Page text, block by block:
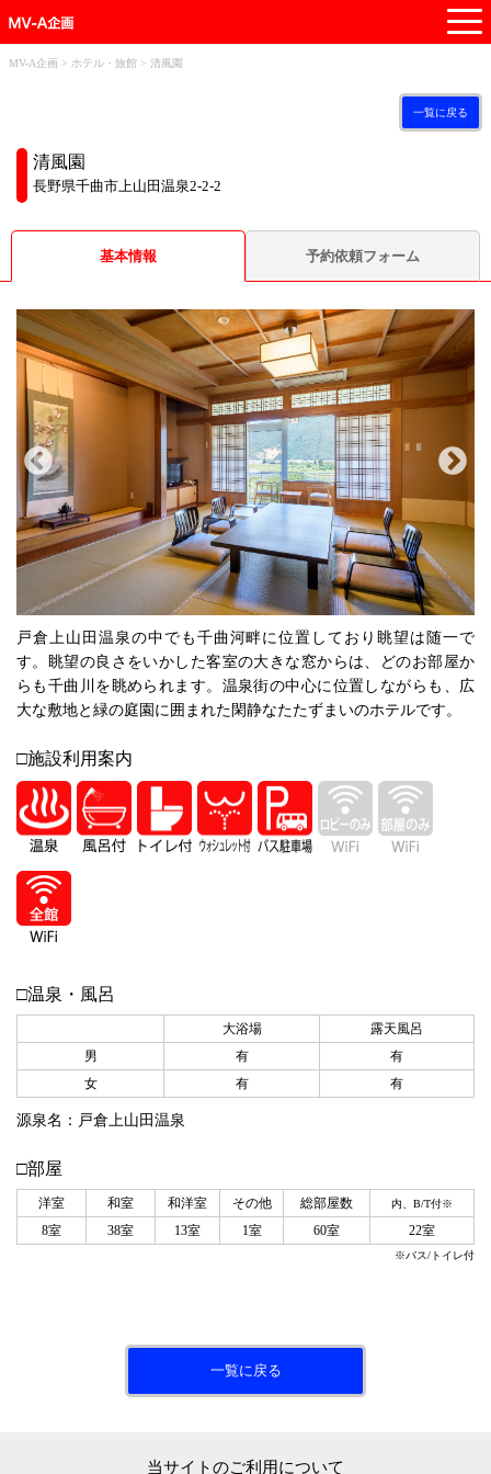
t
o
g
l
i
a
t
o
MV-A企画 > ホテル・旅館 > 清風園
一覧に戻る
清風園
長野県千曲市上山田温泉2-2-2
基本情報 予約依頼フォーム
戸倉上山田温泉の中でも千曲河畔に位置しており眺望は随一で
す。眺望の良さをいかした客室の大きな窓からは、どのお部屋か
らも千曲川を眺められます。温泉街の中心に位置しながらも、広
大な敷地と緑の庭園に囲まれた閑静なたたずまいのホテルです。
□施設利用案内
□温泉・風呂
大浴場
露天風呂
男
有
有
女
有 有
源泉名：戸倉上山田温泉
□部屋
洋室 和室 和洋室 その他 総部屋数 内、B/T付※
8室 38室 13室 1室 60室 22室
※バス/トイレ付
一覧に戻る
当サイトのご利用について